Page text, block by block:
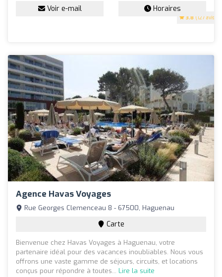
3.8 (127 avis)
Voir e-mail Horaires
Agence Havas Voyages
Rue Georges Clemenceau 8 - 67500, Haguenau
Carte
Bienvenue chez Havas Voyages à Haguenau, votre
partenaire idéal pour des vacances inoubliables. Nous vous
offrons une vaste gamme de séjours, circuits, et locations
conçus pour répondre à toutes... Lire la suite